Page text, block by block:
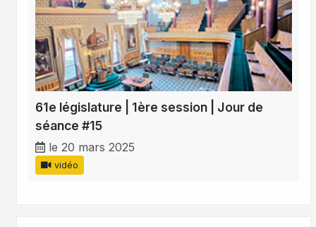
61e législature | 1ère session | Jour de
séance #15
le 20 mars 2025
vidéo